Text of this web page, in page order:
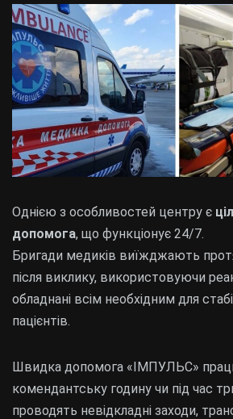
Однією з особливостей центру є
допомога, що функціонує 24/7.
Бригади медиків виїжджають
після виклику, використовуючи
обладнані всім необхідним для
пацієнтів.
Швидка допомога «ІМПУЛЬС»
комендантську годину чи під час
проводять невідкладні заходи,